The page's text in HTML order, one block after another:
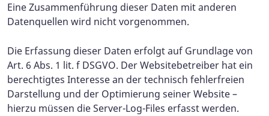
Eine Zusammenführung dieser Daten mit anderen
Datenquellen wird nicht vorgenommen.
Die Erfassung dieser Daten erfolgt auf Grundlage von
Art. 6 Abs. 1 lit. f DSGVO. Der Websitebetreiber hat ein
berechtigtes Interesse an der technisch fehlerfreien
Darstellung und der Optimierung seiner Website –
hierzu müssen die Server-Log-Files erfasst werden.